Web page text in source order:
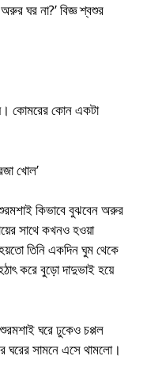
ঘর না?’ বিজ্ঞ শ্বশুর
কোমরের কোন একটা
খোল’
কিভাবে বুঝবেন অরুর
সাথে কখনও হওয়া
তিনি একদিন ঘুম থেকে
করে বুড়ো দাদুভাই হয়ে
ঘরে ঢুকেও চপ্পল
ঘরের সামনে এসে থামলো।